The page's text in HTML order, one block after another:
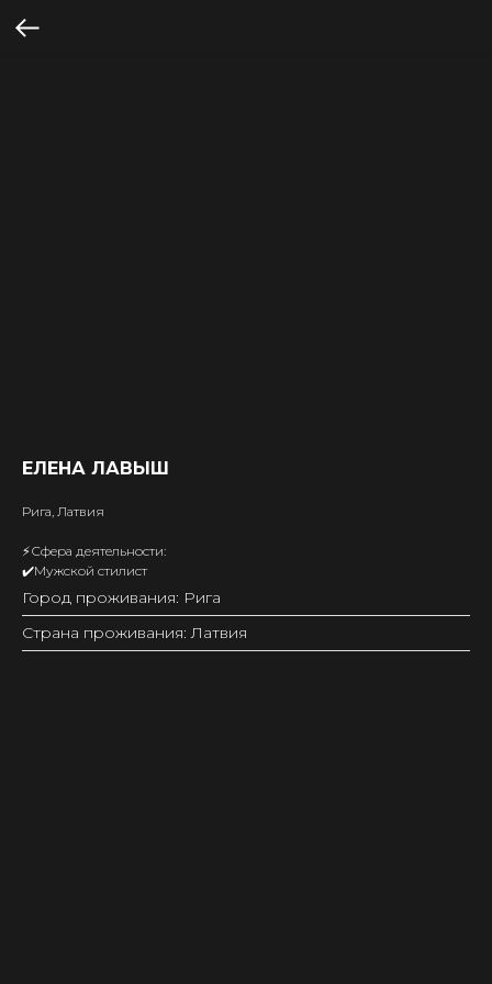
ЕЛЕНА ЛАВЫШ
Рига, Латвия
⚡️Сфера деятельности:
✔️Мужской стилист
Город проживания: Рига
Страна проживания: Латвия